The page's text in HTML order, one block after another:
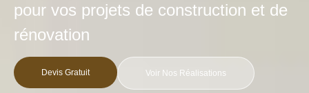
pour vos projets de construction et de
rénovation
Devis Gratuit Voir Nos Réalisations